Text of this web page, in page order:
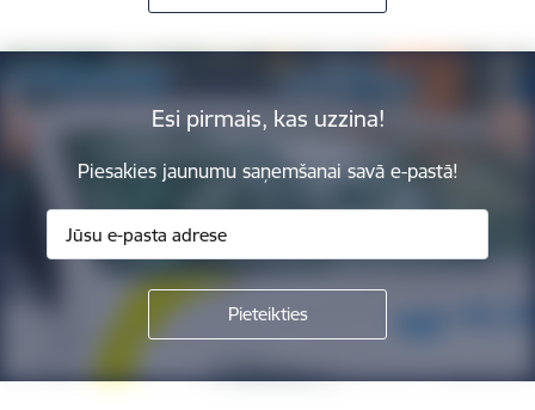
Esi pirmais, kas uzzina!
Piesakies jaunumu saņemšanai savā e-pastā!